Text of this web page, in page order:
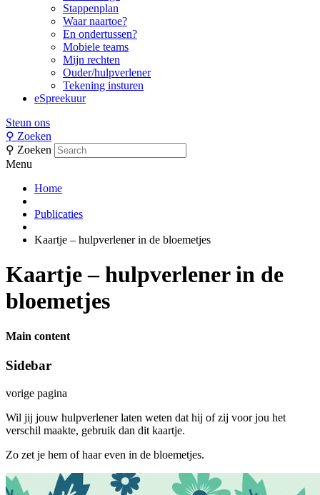
Stappenplan
Waar naartoe?
En ondertussen?
Mobiele teams
Mijn rechten
Ouder/hulpverlener
Tekening insturen
eSpreekuur
Steun ons
⚲ Zoeken
⚲ Zoeken
Menu
Home
Publicaties
Kaartje – hulpverlener in de bloemetjes
Kaartje – hulpverlener in de
bloemetjes
Main content
Sidebar
vorige pagina
Wil jij jouw hulpverlener laten weten dat hij of zij voor jou het
verschil maakte, gebruik dan dit kaartje.
Zo zet je hem of haar even in de bloemetjes.